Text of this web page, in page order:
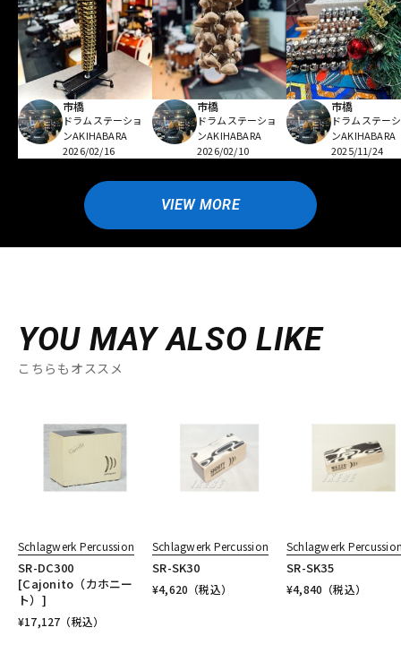
市橋
ドラムステーショ
ンAKIHABARA
2026/02/16
市橋
ドラムステーショ
ンAKIHABARA
2026/02/10
市橋
ドラムステー
ンAKIHABARA
2025/11/24
VIEW MORE
YOU MAY ALSO LIKE
こちらもオススメ
Schlagwerk Percussion
SR-DC300
[Cajonito（カホニー
ト）]
¥17,127 （税込）
Schlagwerk Percussion
SR-SK30
¥4,620 （税込）
Schlagwerk
SR-SK35
¥4,840 （税込）